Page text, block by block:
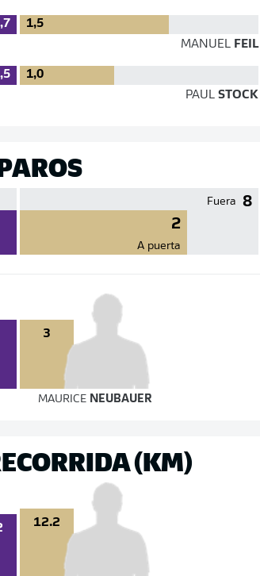
1,5
MANUEL FEIL
1,0
PAUL STOCK
8
Fuera
2
A puerta
3
MAURICE NEUBAUER
(KM)
12.2